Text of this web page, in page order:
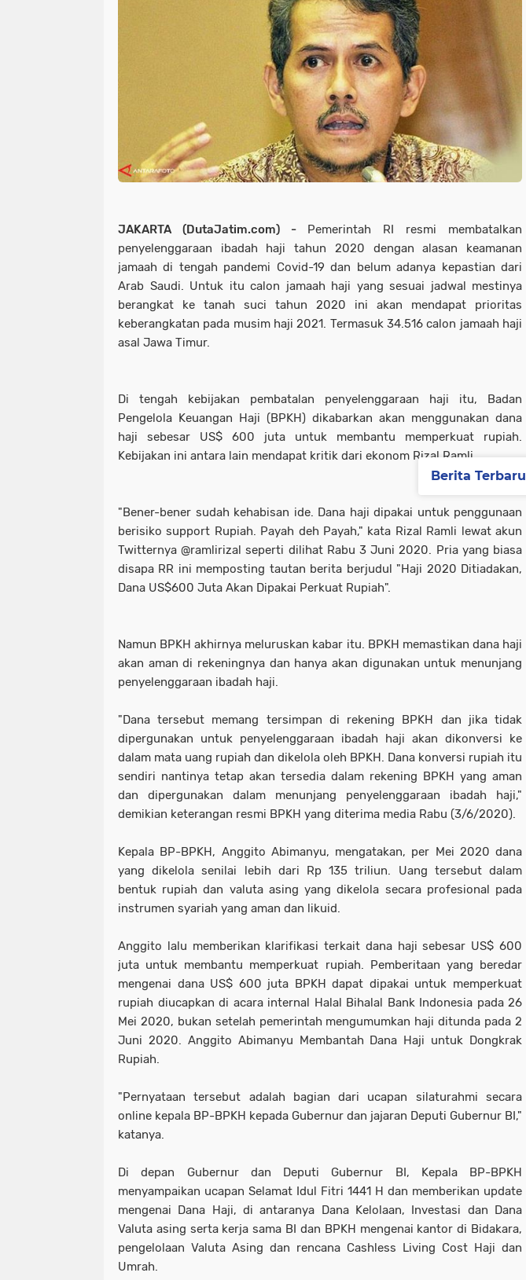
JAKARTA (DutaJatim.com) - Pemerintah RI resmi membatalkan
penyelenggaraan ibadah haji tahun 2020 dengan alasan keamanan
jamaah di tengah pandemi Covid-19 dan belum adanya kepastian dari
Arab Saudi. Untuk itu calon jamaah haji yang sesuai jadwal mestinya
berangkat ke tanah suci tahun 2020 ini akan mendapat prioritas
keberangkatan pada musim haji 2021. Termasuk 34.516 calon jamaah haji
asal Jawa Timur.
Di tengah kebijakan pembatalan penyelenggaraan haji itu, Badan
Pengelola Keuangan Haji (BPKH) dikabarkan akan menggunakan dana
haji sebesar US$ 600 juta untuk membantu memperkuat rupiah.
Kebijakan ini antara lain mendapat kritik dari ekonom Rizal Ramli.
"Bener-bener sudah kehabisan ide. Dana haji dipakai untuk penggunaan
berisiko support Rupiah. Payah deh Payah," kata Rizal Ramli lewat akun
Twitternya @ramlirizal seperti dilihat Rabu 3 Juni 2020. Pria yang biasa
disapa RR ini memposting tautan berita berjudul "Haji 2020 Ditiadakan,
Dana US$600 Juta Akan Dipakai Perkuat Rupiah".
Namun BPKH akhirnya meluruskan kabar itu. BPKH memastikan dana haji
akan aman di rekeningnya dan hanya akan digunakan untuk menunjang
penyelenggaraan ibadah haji.
"Dana tersebut memang tersimpan di rekening BPKH dan jika tidak
dipergunakan untuk penyelenggaraan ibadah haji akan dikonversi ke
dalam mata uang rupiah dan dikelola oleh BPKH. Dana konversi rupiah itu
sendiri nantinya tetap akan tersedia dalam rekening BPKH yang aman
dan dipergunakan dalam menunjang penyelenggaraan ibadah haji,"
demikian keterangan resmi BPKH yang diterima media Rabu (3/6/2020).
Kepala BP-BPKH, Anggito Abimanyu, mengatakan, per Mei 2020 dana
yang dikelola senilai lebih dari Rp 135 triliun. Uang tersebut dalam
bentuk rupiah dan valuta asing yang dikelola secara profesional pada
instrumen syariah yang aman dan likuid.
Anggito lalu memberikan klarifikasi terkait dana haji sebesar US$ 600
juta untuk membantu memperkuat rupiah. Pemberitaan yang beredar
mengenai dana US$ 600 juta BPKH dapat dipakai untuk memperkuat
rupiah diucapkan di acara internal Halal Bihalal Bank Indonesia pada 26
Mei 2020, bukan setelah pemerintah mengumumkan haji ditunda pada 2
Juni 2020. Anggito Abimanyu Membantah Dana Haji untuk Dongkrak
Rupiah.
"Pernyataan tersebut adalah bagian dari ucapan silaturahmi secara
online kepala BP-BPKH kepada Gubernur dan jajaran Deputi Gubernur BI,"
katanya.
Di depan Gubernur dan Deputi Gubernur BI, Kepala BP-BPKH
menyampaikan ucapan Selamat Idul Fitri 1441 H dan memberikan update
mengenai Dana Haji, di antaranya Dana Kelolaan, Investasi dan Dana
Valuta asing serta kerja sama BI dan BPKH mengenai kantor di Bidakara,
pengelolaan Valuta Asing dan rencana Cashless Living Cost Haji dan
Umrah.
Berita Terbaru